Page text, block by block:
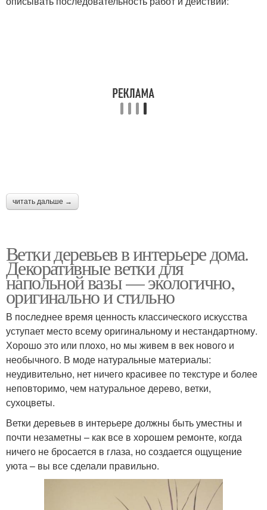
читать дальше →
Ветки деревьев в интерьере дома.
Декоративные ветки для
напольной вазы — экологично,
оригинально и стильно
В последнее время ценность классического искусства
уступает место всему оригинальному и нестандартному.
Хорошо это или плохо, но мы живем в век нового и
необычного. В моде натуральные материалы:
неудивительно, нет ничего красивее по текстуре и более
неповторимо, чем натуральное дерево, ветки,
сухоцветы.
Ветки деревьев в интерьере должны быть уместны и
почти незаметны – как все в хорошем ремонте, когда
ничего не бросается в глаза, но создается ощущение
уюта – вы все сделали правильно.